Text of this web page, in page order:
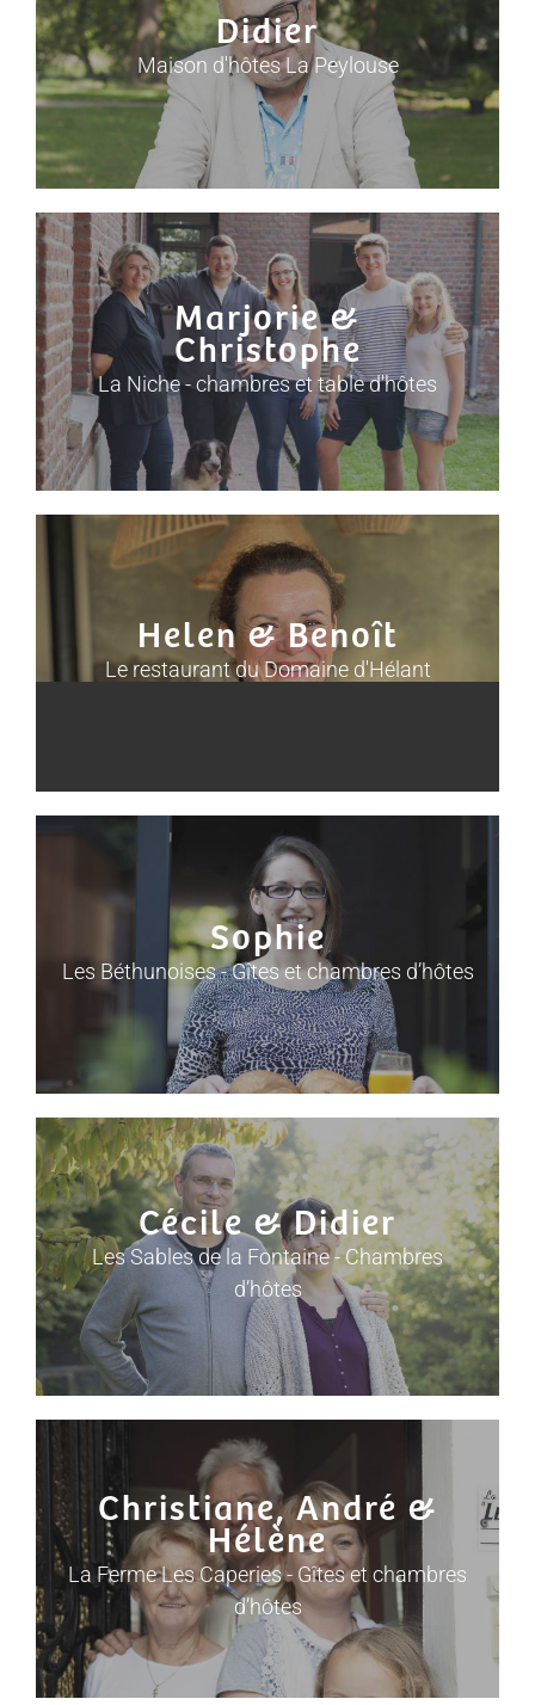
Didier
Maison d'hôtes La Peylouse
Marjorie &
Christophe
La Niche - chambres et table d'hôtes
Helen & Benoît
Le restaurant du Domaine d'Hélant
Sophie
Les Béthunoises - Gîtes et chambres d’hôtes
Cécile & Didier
Les Sables de la Fontaine - Chambres
d’hôtes
Christiane, André &
Hélène
La Ferme Les Caperies - Gîtes et chambres
d’hôtes